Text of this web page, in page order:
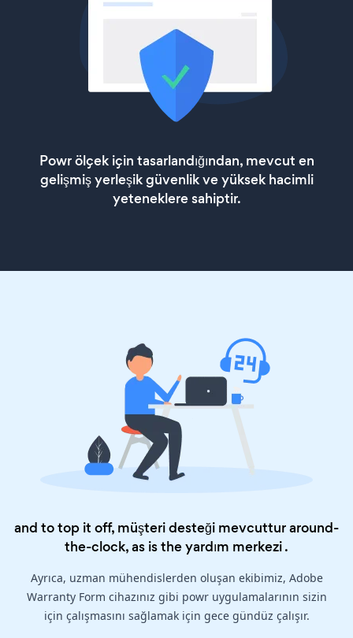
Powr ölçek için tasarlandığından, mevcut en
gelişmiş yerleşik güvenlik ve yüksek hacimli
yeteneklere sahiptir.
and to top it off, müşteri desteği mevcuttur around-
the-clock, as is theyardım merkezi.
Ayrıca, uzman mühendislerden oluşan ekibimiz, Adobe
Warranty Form cihazınız gibi powr uygulamalarının sizin
için çalışmasını sağlamak için gece gündüz çalışır.